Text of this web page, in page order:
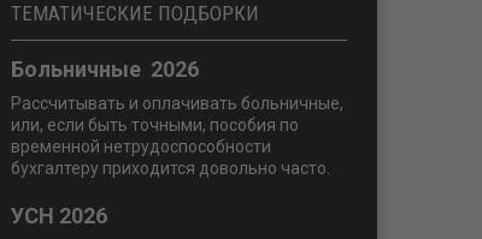
ТЕМАТИЧЕСКИЕ ПОДБОРКИ
Больничные 2026
Рассчитывать и оплачивать больничные,
или, если быть точными, пособия по
временной нетрудоспособности
бухгалтеру приходится довольно часто.
УСН 2026